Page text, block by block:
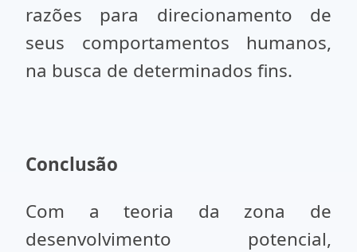
razões para direcionamento de
seus comportamentos humanos,
na busca de determinados fins.
Conclusão
Com a teoria da zona de
desenvolvimento potencial,